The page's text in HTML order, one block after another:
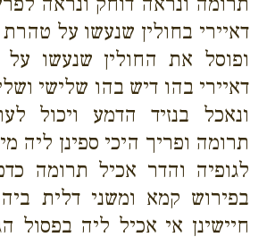
דאיירי בחולין שנעשו על
ופוסל את החולין שנעשו
דאיירי בהו דיש בהו שלישי
ונאכל בנזיד הדמע ויכול
תרומה ופריך היכי ספינן ליה
לגופיה והדר אכיל תרומה
בפירוש קמא ומשני דלית
חיישינן אי אכיל ליה בפסול